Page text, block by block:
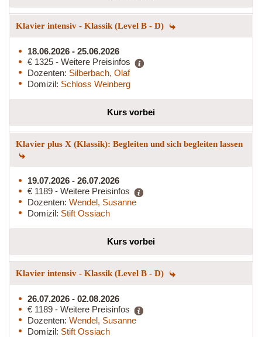
Klavier intensiv - Klassik (Level B - D)
18.06.2026 - 25.06.2026
€ 1325 - Weitere Preisinfos
Dozenten: Silberbach, Olaf
Domizil: Schloss Weinberg
Kurs vorbei
Klavier plus X (Klassik): Begleiten und sich begleiten lassen
19.07.2026 - 26.07.2026
€ 1189 - Weitere Preisinfos
Dozenten: Wendel, Susanne
Domizil: Stift Ossiach
Kurs vorbei
Klavier intensiv - Klassik (Level B - D)
26.07.2026 - 02.08.2026
€ 1189 - Weitere Preisinfos
Dozenten: Wendel, Susanne
Domizil: Stift Ossiach